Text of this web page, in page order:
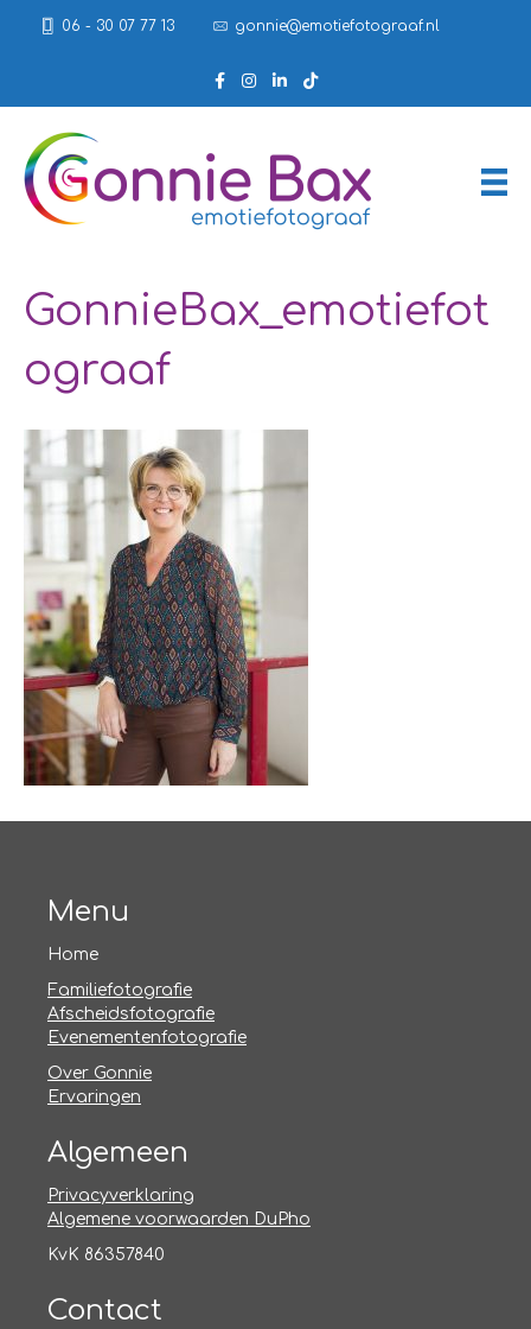
06 - 30 07 77 13 gonnie@emotiefotograaf.nl
GonnieBax_emotiefot
ograaf
Menu
Home
Familiefotografie
Afscheidsfotografie
Evenementenfotografie
Over Gonnie
Ervaringen
Algemeen
Privacyverklaring
Algemene voorwaarden DuPho
KvK 86357840
Contact